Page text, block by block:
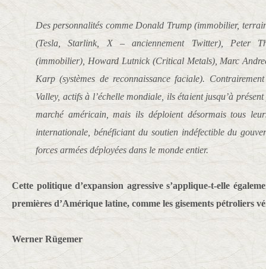
Des personnalités comme Donald Trump (immobilier,
(Tesla, Starlink, X – anciennement Twitter), Peter
(immobilier), Howard Lutnick (Critical Metals), Marc
Karp (systèmes de reconnaissance faciale).
Valley, actifs à l’échelle mondiale, ils étaient jusqu’à
marché américain, mais ils déploient désormais tous
internationale, bénéficiant du soutien indéfectible du
forces armées déployées dans le monde entier.
Cette politique d’expansion agressive s’applique-t-elle
premières d’Amérique latine, comme les gisements pétroliers
Werner Rügemer